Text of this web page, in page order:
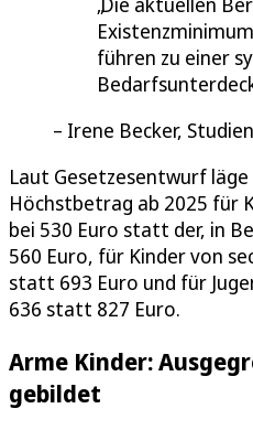
führen zu einer
Irene Becker,
Laut Gesetzesentwurf
Höchstbetrag ab 2025 für
bei 530 Euro statt der, in
560 Euro, für Kinder von
statt 693 Euro und für
636 statt 827 Euro.
Arme Kinder:
gebildet